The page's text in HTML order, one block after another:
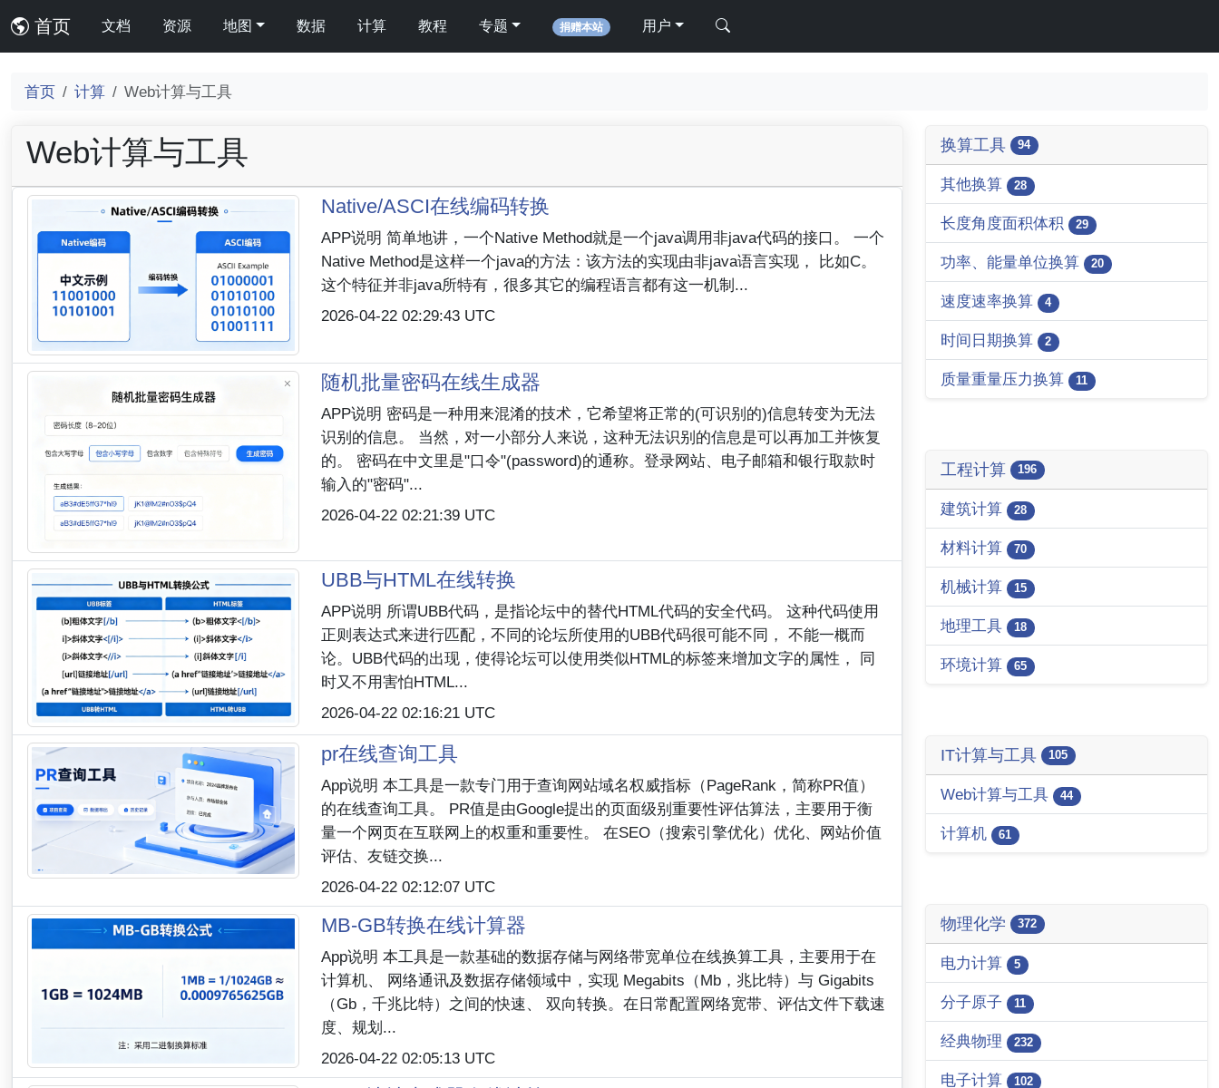
首页 文档 资源 地图 数据 计算 教程 专题 捐赠本站 用户
首页 计算 Web计算与工具
Web计算与工具
Native/ASCI在线编码转换
APP说明 简单地讲，一个Native Method就是一个java调用非java代码的接口。 一个
Native Method是这样一个java的方法：该方法的实现由非java语言实现， 比如C。
这个特征并非java所特有，很多其它的编程语言都有这一机制...
2026-04-22 02:29:43 UTC
随机批量密码在线生成器
APP说明 密码是一种用来混淆的技术，它希望将正常的(可识别的)信息转变为无法
识别的信息。 当然，对一小部分人来说，这种无法识别的信息是可以再加工并恢复
的。 密码在中文里是"口令"(password)的通称。登录网站、电子邮箱和银行取款时
输入的"密码"...
2026-04-22 02:21:39 UTC
UBB与HTML在线转换
APP说明 所谓UBB代码，是指论坛中的替代HTML代码的安全代码。 这种代码使用
正则表达式来进行匹配，不同的论坛所使用的UBB代码很可能不同， 不能一概而
论。UBB代码的出现，使得论坛可以使用类似HTML的标签来增加文字的属性， 同
时又不用害怕HTML...
2026-04-22 02:16:21 UTC
pr在线查询工具
App说明 本工具是一款专门用于查询网站域名权威指标（PageRank，简称PR值）
的在线查询工具。 PR值是由Google提出的页面级别重要性评估算法，主要用于衡
量一个网页在互联网上的权重和重要性。 在SEO（搜索引擎优化）优化、网站价值
评估、友链交换...
2026-04-22 02:12:07 UTC
MB-GB转换在线计算器
App说明 本工具是一款基础的数据存储与网络带宽单位在线换算工具，主要用于在
计算机、 网络通讯及数据存储领域中，实现 Megabits（Mb，兆比特）与 Gigabits
（Gb，千兆比特）之间的快速、 双向转换。在日常配置网络宽带、评估文件下载速
度、规划...
2026-04-22 02:05:13 UTC
换算工具 94
其他换算 28
长度角度面积体积 29
功率、能量单位换算 20
速度速率换算 4
时间日期换算 2
质量重量压力换算 11
工程计算 196
建筑计算 28
材料计算 70
机械计算 15
地理工具 18
环境计算 65
IT计算与工具 105
Web计算与工具 44
计算机 61
物理化学 372
电力计算 5
分子原子 11
经典物理 232
电子计算 102